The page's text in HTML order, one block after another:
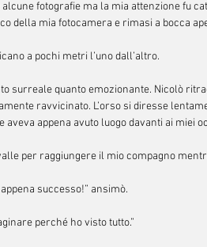
fotografie ma la mia attenzione fu
della mia fotocamera e rimasi a bocca
a pochi metri l’uno dall’altro.
surreale quanto emozionante. Nicolò
ravvicinato. L’orso si diresse
aveva appena avuto luogo davanti ai miei
per raggiungere il mio compagno
successo!” ansimò.
perché ho visto tutto.”